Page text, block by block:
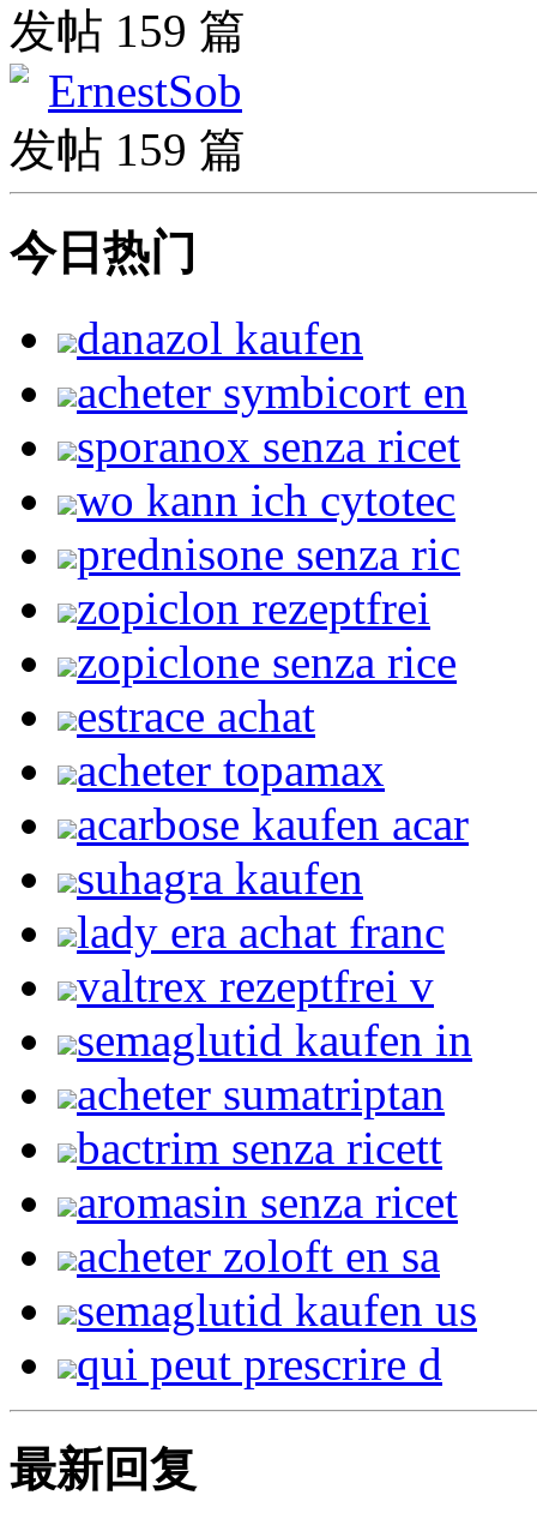
发帖 159 篇
ErnestSob
发帖 159 篇
今日热门
danazol kaufen
acheter symbicort en
sporanox senza ricet
wo kann ich cytotec
prednisone senza ric
zopiclon rezeptfrei
zopiclone senza rice
estrace achat
acheter topamax
acarbose kaufen acar
suhagra kaufen
lady era achat franc
valtrex rezeptfrei v
semaglutid kaufen in
acheter sumatriptan
bactrim senza ricett
aromasin senza ricet
acheter zoloft en sa
semaglutid kaufen us
qui peut prescrire d
最新回复